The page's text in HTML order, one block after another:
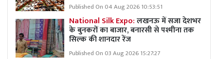
Published On 04 Aug 2026 10:53:51
National Silk Expo:लखनऊ में सजा देशभर
के बुनकरों का बाजार, बनारसी से पश्मीना तक
सिल्क की शानदार रेंज
Published On 03 Aug 2026 15:27:27